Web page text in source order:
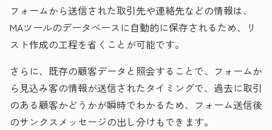
フォームから送信された取引先や連絡先などの情報は、
MAツールのデータベースに自動的に保存されるため、リ
スト作成の工程を省くことが可能です。
さらに、既存の顧客データと照会することで、フォームか
ら見込み客の情報が送信されたタイミングで、過去に取引
のある顧客かどうかが瞬時でわかるため、フォーム送信後
のサンクスメッセージの出し分けもできます。